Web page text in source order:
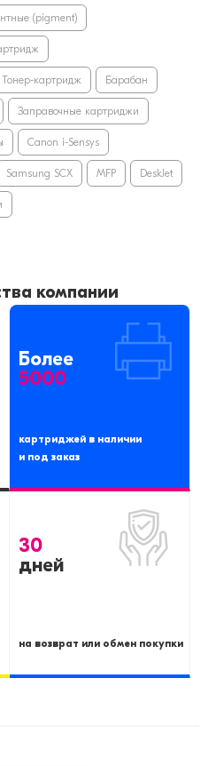
(pigment)
Тонер-картридж Барабан
Заправочные картриджи
Canon i-Sensys
Samsung SCX MFP DeskJet
компании
Более
5000
картриджей в наличии
и под заказ
30
дней
на возврат или обмен покупки